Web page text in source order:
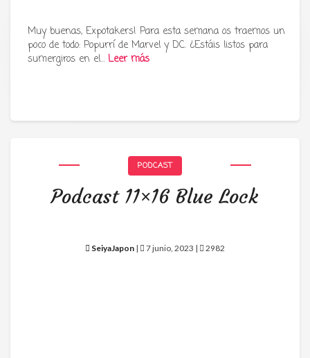
Tu radio y podcast sobre manga,
anime y cultura japonesa ツ
Muy buenas, Expotakers! Para esta semana os traemos un
poco de todo: Popurrí de Marvel y DC. ¿Estáis listos para
sumergiros en el… Leer más
PODCAST
Podcast 11×16 Blue Lock
SeiyaJapon | 7 junio, 2023 | 2982